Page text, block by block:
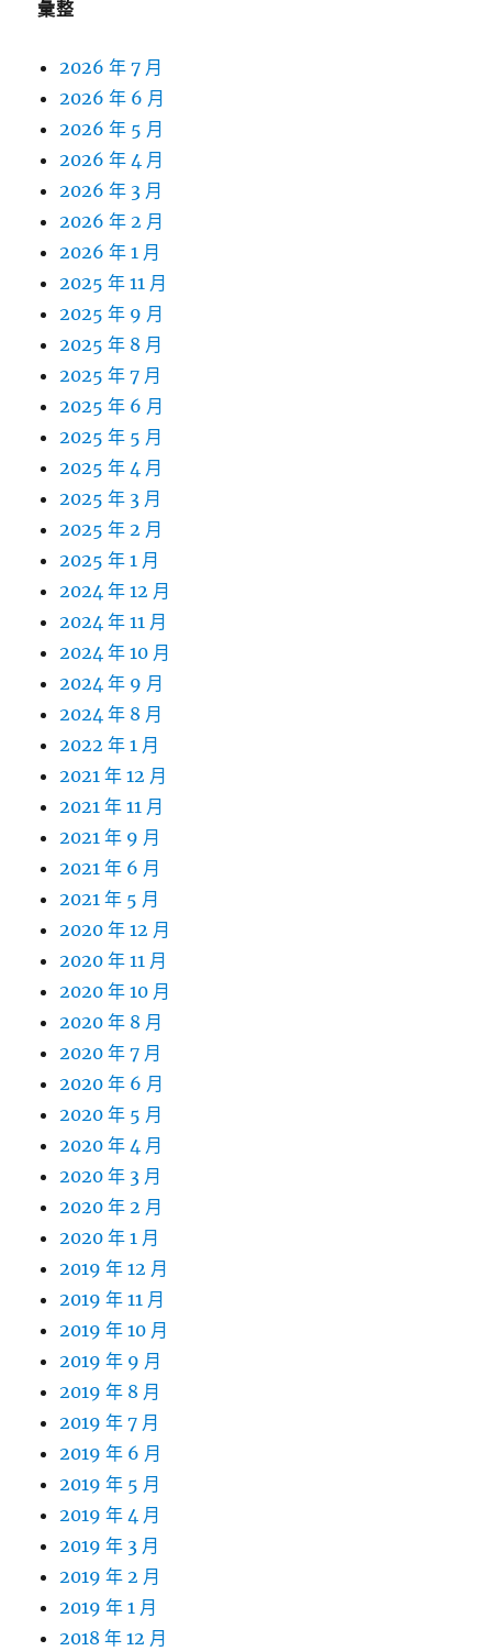
彙整
2026 年 7 月
2026 年 6 月
2026 年 5 月
2026 年 4 月
2026 年 3 月
2026 年 2 月
2026 年 1 月
2025 年 11 月
2025 年 9 月
2025 年 8 月
2025 年 7 月
2025 年 6 月
2025 年 5 月
2025 年 4 月
2025 年 3 月
2025 年 2 月
2025 年 1 月
2024 年 12 月
2024 年 11 月
2024 年 10 月
2024 年 9 月
2024 年 8 月
2022 年 1 月
2021 年 12 月
2021 年 11 月
2021 年 9 月
2021 年 6 月
2021 年 5 月
2020 年 12 月
2020 年 11 月
2020 年 10 月
2020 年 8 月
2020 年 7 月
2020 年 6 月
2020 年 5 月
2020 年 4 月
2020 年 3 月
2020 年 2 月
2020 年 1 月
2019 年 12 月
2019 年 11 月
2019 年 10 月
2019 年 9 月
2019 年 8 月
2019 年 7 月
2019 年 6 月
2019 年 5 月
2019 年 4 月
2019 年 3 月
2019 年 2 月
2019 年 1 月
2018 年 12 月